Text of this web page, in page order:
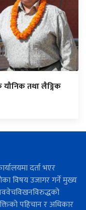
तथा लैङ्गिक
दर्ता भएर
विषय उजागर गर्ने मुख्य
पहिचान र अधिकार